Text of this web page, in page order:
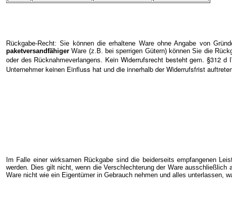
Rückgabe-Recht: Sie können die erhaltene Ware ohne Angabe von
paketversandfähiger Ware (z.B. bei sperrigen Gütern) können Sie die
oder des Rücknahmeverlangens. Kein Widerrufsrecht besteht gem. §312 d
Unternehmer keinen Einfluss hat und die innerhalb der Widerrufsfrist
Im Falle einer wirksamen Rückgabe sind die beiderseits empfangenen
werden. Dies gilt nicht, wenn die Verschlechterung der Ware
Ware nicht wie ein Eigentümer in Gebrauch nehmen und alles unterlassen,